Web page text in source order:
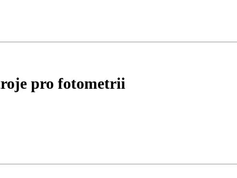
pro fotometrii